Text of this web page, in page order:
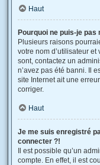
Haut
Pourquoi ne puis-je pas
Plusieurs raisons
votre nom d’utilisateur et
sont, contactez un
n’avez pas été banni. Il
site Internet ait une
corriger.
Haut
Je me suis enregistré
connecter ?!
Il est possible qu’un
compte. En effet, il est